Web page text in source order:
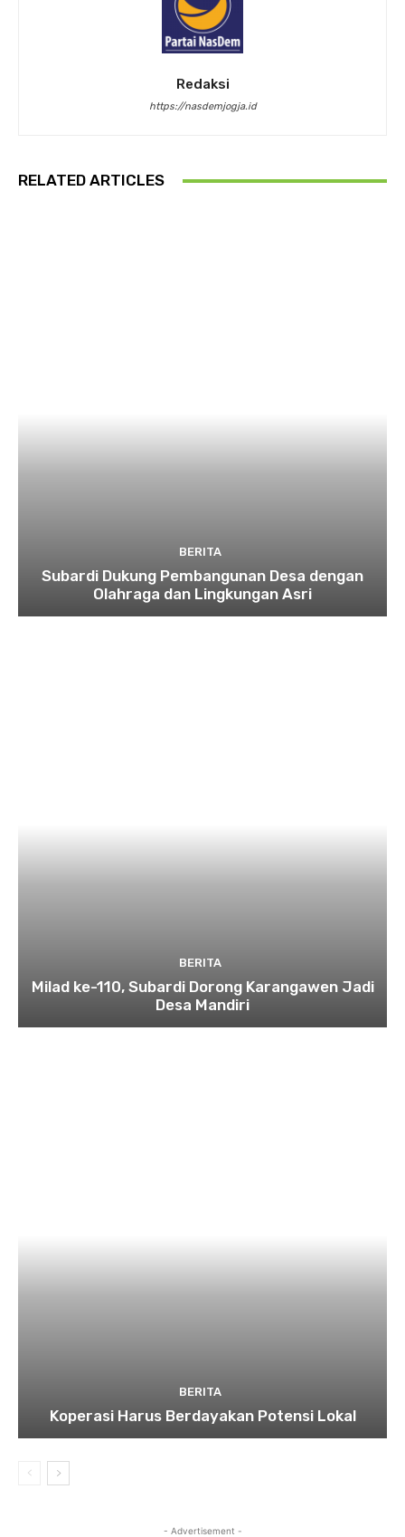
Redaksi
https://nasdemjogja.id
RELATED ARTICLES
BERITA
Subardi Dukung Pembangunan Desa dengan
Olahraga dan Lingkungan Asri
BERITA
Milad ke-110, Subardi Dorong Karangawen Jadi
Desa Mandiri
BERITA
Koperasi Harus Berdayakan Potensi Lokal
- Advertisement -